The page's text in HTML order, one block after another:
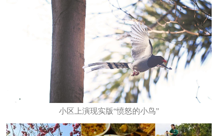
小区上演现实版“愤怒的小鸟”